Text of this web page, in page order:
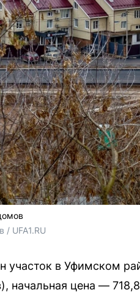
/ UFA1.RU
участок в Уфимском
начальная цена —